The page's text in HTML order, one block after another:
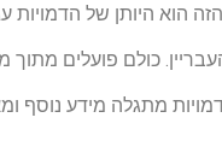
היותן של הדמויות
כולם פועלים מתוך
מתגלה מידע נוסף